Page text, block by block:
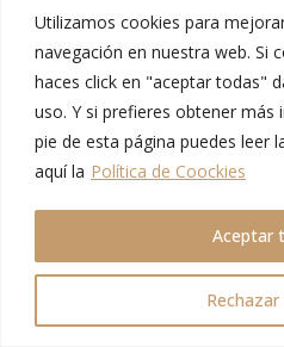
Utilizamos cookies para
navegación en nuestra web. Si
haces click en "aceptar todas"
uso. Y si prefieres obtener más
pie de esta página puedes leer
aquí la Política de Coockies
Aceptar
manera?
he visto por las
encuentro la
gracias